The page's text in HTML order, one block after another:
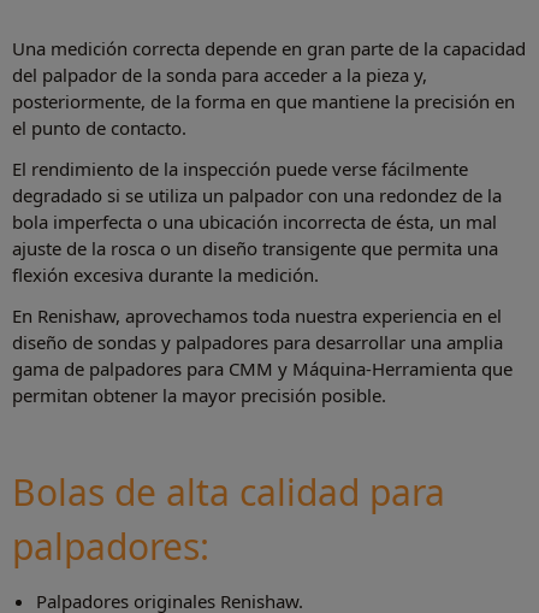
Una medición correcta depende en gran parte de la capacidad
del palpador de la sonda para acceder a la pieza y,
posteriormente, de la forma en que mantiene la precisión en
el punto de contacto.
El rendimiento de la inspección puede verse fácilmente
degradado si se utiliza un palpador con una redondez de la
bola imperfecta o una ubicación incorrecta de ésta, un mal
ajuste de la rosca o un diseño transigente que permita una
flexión excesiva durante la medición.
En Renishaw, aprovechamos toda nuestra experiencia en el
diseño de sondas y palpadores para desarrollar una amplia
gama de palpadores para CMM y Máquina-Herramienta que
permitan obtener la mayor precisión posible.
Bolas de alta calidad para
palpadores:
Palpadores originales Renishaw.